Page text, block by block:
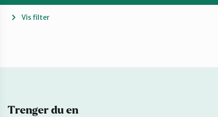
Forbehold
Mitt navn
Vis filter
Trenger du en